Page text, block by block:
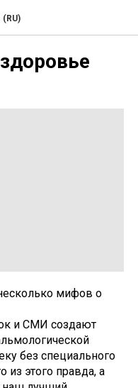
мифов о
и СМИ создают
без специального
из этого правда, а